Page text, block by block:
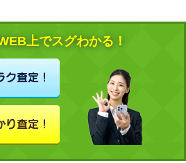
上でスグわかる！